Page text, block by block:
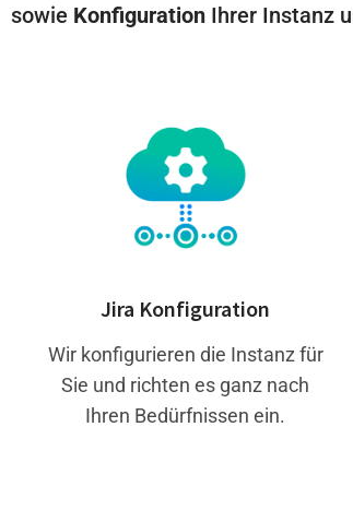
sowie Konfiguration Ihrer Instanz
Jira Konfiguration
Wir konfigurieren die Instanz für
Sie und richten es ganz nach
Ihren Bedürfnissen ein.